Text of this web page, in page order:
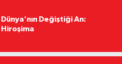
Dünya'nın Değiştiği An:
Hiroşima